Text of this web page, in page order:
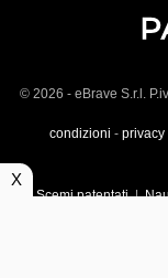
© 2026 - eBrave S.r.l.
condizioni - privacy
Scemi patentati|
X